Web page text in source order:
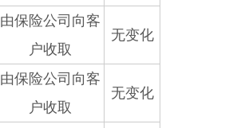
由保险公司向客
户收取
无变化
由保险公司向客
户收取
无变化